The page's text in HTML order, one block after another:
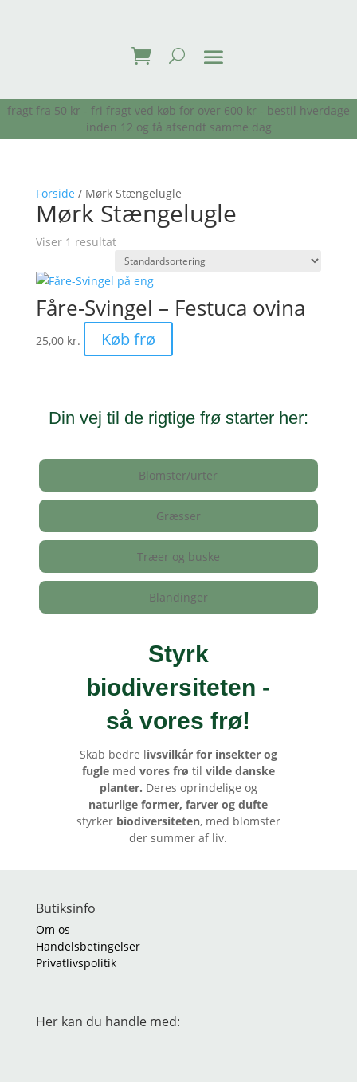
fragt fra 50 kr - fri fragt ved køb for over 600 kr - bestil hverdage
inden 12 og få afsendt samme dag
Forside / Mørk Stængelugle
Mørk Stængelugle
Viser 1 resultat
Fåre-Svingel – Festuca ovina
25,00 kr. Køb frø
Din vej til de rigtige frø starter her:
Blomster/urter
Græsser
Træer og buske
Blandinger
Styrk
biodiversiteten -
så vores frø!
Skab bedre livsvilkår for insekter og
fuglemed vores frø til vilde danske
planter. Deres oprindelige og
naturlige former, farver og dufte
styrker biodiversiteten, med blomster
der summer af liv.
Butiksinfo
Om os
Handelsbetingelser
Privatlivspolitik
Her kan du handle med: